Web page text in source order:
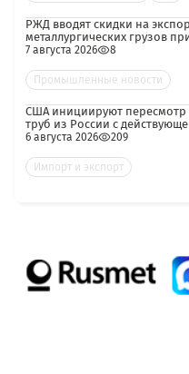
РЖД вводят скидки на
металлургических грузов
7 августа 2026 8
Промышленные новости
США инициируют
труб из России с
6 августа 2026 209
Импорт и экспорт